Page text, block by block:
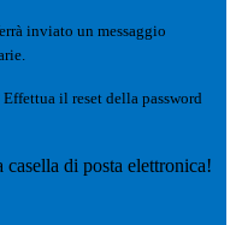
inviato un messaggio
il reset della password
di posta elettronica!